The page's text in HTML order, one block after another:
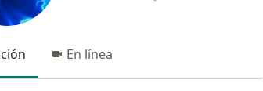
En línea